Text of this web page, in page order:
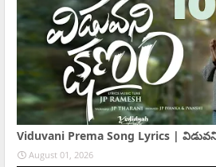
Viduvani Prema Song Lyrics |
August 01, 2026